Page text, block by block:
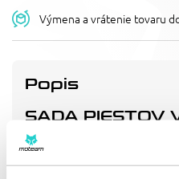
Výmena a vrátenie tovaru
Popis
SADA PIESTOV
CYLINDER 54,
(PISTON
Kovaný píst